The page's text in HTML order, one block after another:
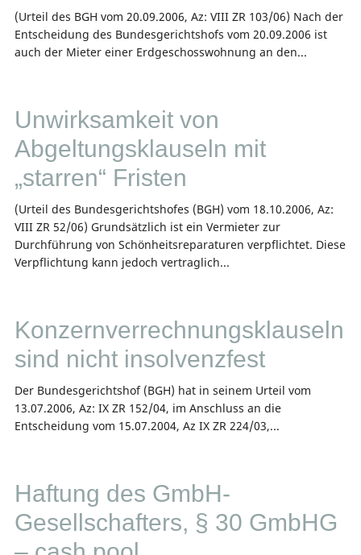
(Urteil des BGH vom 20.09.2006, Az: VIII ZR 103/06) Nach der
Entscheidung des Bundesgerichtshofs vom 20.09.2006 ist
auch der Mieter einer Erdgeschosswohnung an den...
Unwirksamkeit von
Abgeltungsklauseln mit
„starren“ Fristen
(Urteil des Bundesgerichtshofes (BGH) vom 18.10.2006, Az:
VIII ZR 52/06) Grundsätzlich ist ein Vermieter zur
Durchführung von Schönheitsreparaturen verpflichtet. Diese
Verpflichtung kann jedoch vertraglich...
Konzernverrechnungsklauseln
sind nicht insolvenzfest
Der Bundesgerichtshof (BGH) hat in seinem Urteil vom
13.07.2006, Az: IX ZR 152/04, im Anschluss an die
Entscheidung vom 15.07.2004, Az IX ZR 224/03,...
Haftung des GmbH-
Gesellschafters, § 30 GmbHG